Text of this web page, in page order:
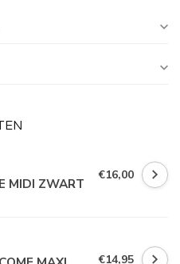
MIDI ZWART €16,00
€14,95